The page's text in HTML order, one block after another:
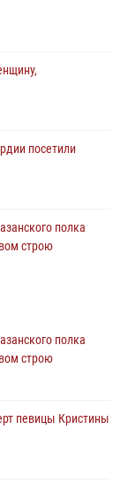
посетили
полка
строю
в окружном этапе
певицы Кристины
подозреваемого
полка
строю
певицы Кристины